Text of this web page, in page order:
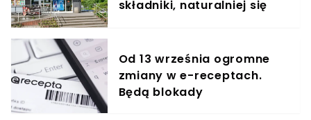
składniki, naturalniej się
Od 13 września ogromne
zmiany w e-receptach.
Będą blokady